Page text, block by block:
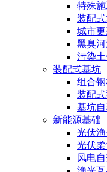
特殊
装配
城市
黑臭
污染土
装配式基坑
组合
装配
基坑
新能源基础
光伏
光伏
风电